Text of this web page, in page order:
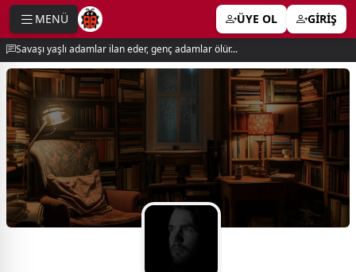
MENÜ ÜYE OL GİRİŞ
Savaşı yaşlı adamlar ilan eder, genç adamlar ölür...
menu